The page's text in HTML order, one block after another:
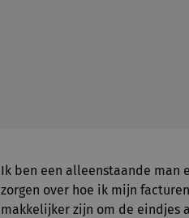
Ik ben een alleenstaande man
zorgen over hoe ik mijn
makkelijker zijn om de eindjes